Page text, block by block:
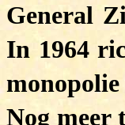
General
In 1964
Nog meer